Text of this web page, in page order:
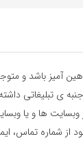
آمیز باشد و
ی تبلیغاتی
وبسایت ها و یا
از شماره تماس،